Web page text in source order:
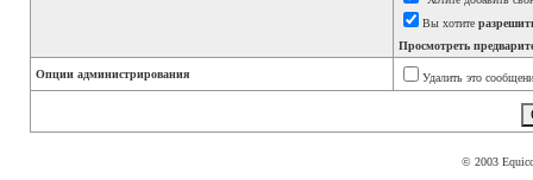
Вы хотите
Просмотреть
Опции администрирования Удалить это
© 2003